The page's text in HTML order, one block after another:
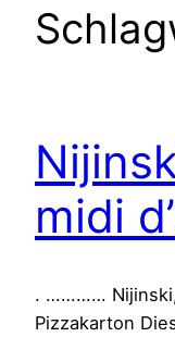
midi
. ………… Nijinski,
Pizzakarton